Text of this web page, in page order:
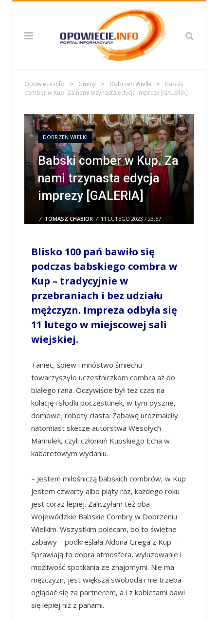
Opowiece.info » Gminy » Dobrzeń Wielki »
Babski
comber w Kup. Za nami trzynasta edycja imprezy [GALERIA]
DOBRZEŃ WIELKI
Babski comber w Kup. Za
nami trzynasta edycja
imprezy [GALERIA]
/ TOMASZ CHABIOR / 11 LUTEGO 2023 / 23:57
0 COMMENTS
Blisko 100 pań bawiło się
podczas babskiego combra w
Kup – tradycyjnie w
przebraniach i bez udziału
mężczyzn. Impreza odbyła się
11 lutego w miejscowej sali
wiejskiej.
Taniec, śpiew i mnóstwo śmiechu
towarzyszyło uczestniczkom combra aż do
białego rana. Oczywiście był też czas na
kolację i słodki poczęstunek, w tym pyszne,
domowej roboty ciasta. Zabawę urozmaiciły
natomiast skecze autorstwa Wesołych
Mamulek, czyli członkiń Kupskiego Echa w
kabaretowym wydaniu.
– Jestem miłośniczą babskich combrów, w Kup
jestem czwarty albo piąty raz, każdego roku
jest coraz lepiej. Zaliczyłam też oba
Wojewódzkie Babskie Combry w Dobrzeniu
Wielkim. Wszystkim polecam, bo to świetne
zabawy – podkreślała Aldona Grega z Kup. –
Sprawiają to dobra atmosfera, wyluzowanie i
możliwość spotkania ze znajomymi. Nie ma
mężczyzn, jest większa swoboda i nie trzeba
oglądać się za partnerem, a i z kobietami bawi
się lepiej niż z panami.